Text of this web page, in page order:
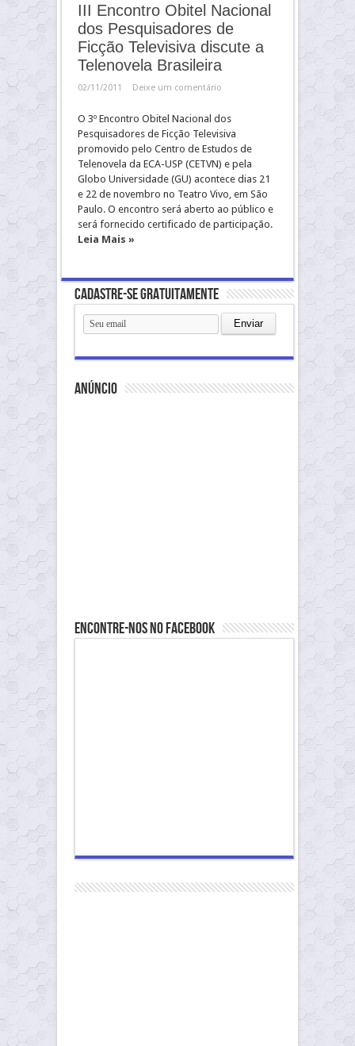
III Encontro Obitel Nacional
dos Pesquisadores de
Ficção Televisiva discute a
Telenovela Brasileira
02/11/2011 Deixe um comentário
O 3º Encontro Obitel Nacional dos
Pesquisadores de Ficção Televisiva
promovido pelo Centro de Estudos de
Telenovela da ECA-USP (CETVN) e pela
Globo Universidade (GU) acontece dias 21
e 22 de novembro no Teatro Vivo, em São
Paulo. O encontro será aberto ao público e
será fornecido certificado de participação.
Leia Mais »
Cadastre-se gratuitamente
anúncio
Encontre-nos no Facebook